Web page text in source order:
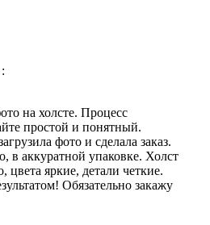
:
на холсте. Процесс
простой и понятный.
фото и сделала заказ.
в аккуратной упаковке. Холст
цвета яркие, детали четкие.
Обязательно закажу